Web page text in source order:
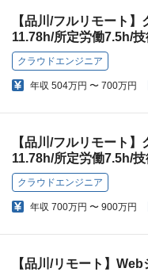
【品川/フルリモート
11.78h/所定労働7.5h/技
クラウドエンジニア
年収 504万円 〜 700万円
【品川/フルリモート
11.78h/所定労働7.5h/技
クラウドエンジニア
年収 700万円 〜 900万円
【品川/リモート】